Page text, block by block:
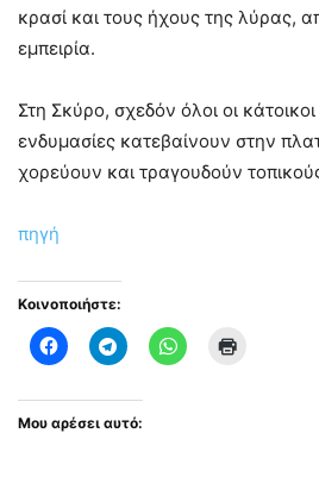
κρασί και τους ήχους της λύρας,
εμπειρία.
Στη Σκύρο, σχεδόν όλοι οι
ενδυμασίες κατεβαίνουν στην
χορεύουν και τραγουδούν
πηγή
Κοινοποιήστε:
Μου αρέσει αυτό: